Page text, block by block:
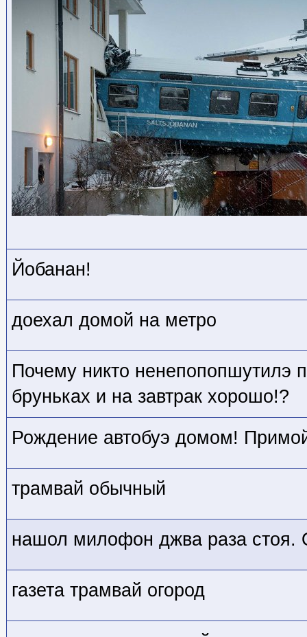
Йобанан!
доехал домой на метро
Почему никто ненепопопшутилэ
бруньках и на завтрак хорошо!?
Рождение автобуэ домом!
трамвай обычный
нашол милофон джва раза стоя.
газета трамвай огород